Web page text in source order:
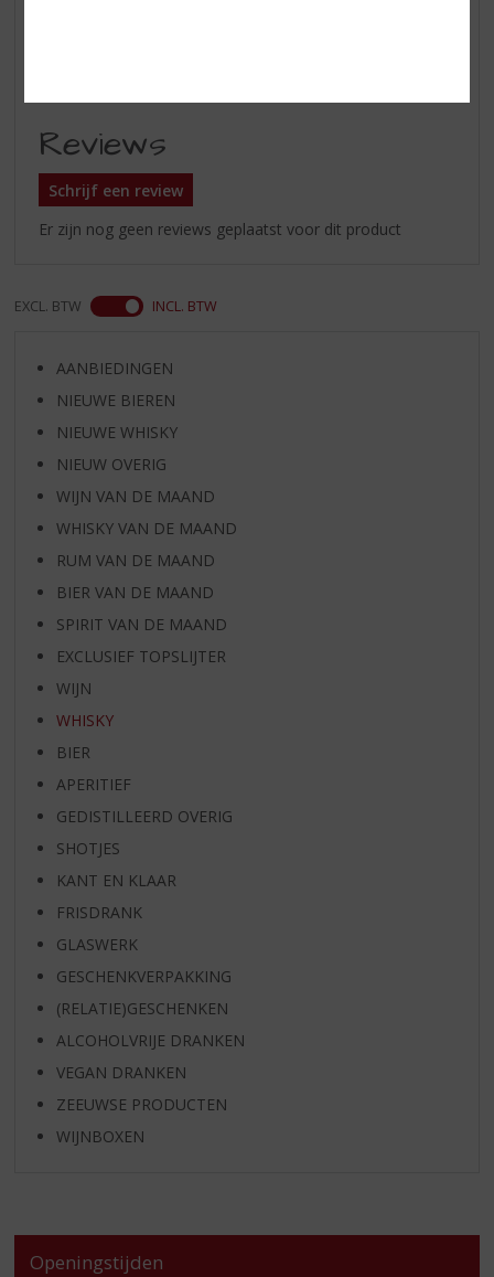
Reviews
Schrijf een review
Er zijn nog geen reviews geplaatst voor dit product
EXCL. BTW INCL. BTW
AANBIEDINGEN
NIEUWE BIEREN
NIEUWE WHISKY
NIEUW OVERIG
WIJN VAN DE MAAND
WHISKY VAN DE MAAND
RUM VAN DE MAAND
BIER VAN DE MAAND
SPIRIT VAN DE MAAND
EXCLUSIEF TOPSLIJTER
WIJN
WHISKY
BIER
APERITIEF
GEDISTILLEERD OVERIG
SHOTJES
KANT EN KLAAR
FRISDRANK
GLASWERK
GESCHENKVERPAKKING
(RELATIE)GESCHENKEN
ALCOHOLVRIJE DRANKEN
VEGAN DRANKEN
ZEEUWSE PRODUCTEN
WIJNBOXEN
Openingstijden